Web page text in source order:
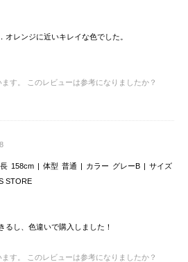
レンジに近いキレイな色でした。
す。
このレビューは参考になりましたか？
158cm 体型 普通 カラー グレーB
サイズ
STORE
るし、色違いで購入しました！
す。
このレビューは参考になりましたか？